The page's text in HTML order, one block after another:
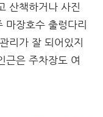
산책하거나 사진
마장호수 출렁다리
리가 잘 되어있지
근은 주차장도 여